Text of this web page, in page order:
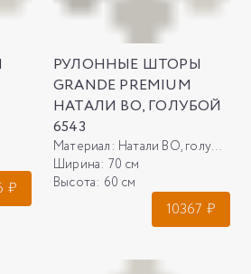
₽
РУЛОННЫЕ ШТОРЫ
GRANDE PREMIUM
НАТАЛИ ВО, ГОЛУБОЙ
6543
Материал: Натали ВО, голубой 6543
Ширина: 70 см
Высота: 60 см
10367 ₽